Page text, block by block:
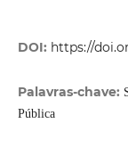
DOI: https://
Palavras-chave:
Pública